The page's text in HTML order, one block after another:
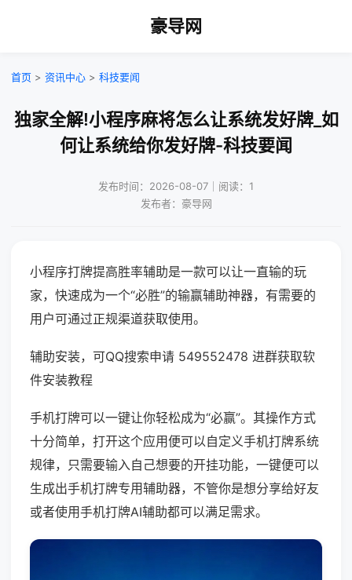
豪导网
首页 > 资讯中心 > 科技要闻
独家全解!小程序麻将怎么让系统发好牌_如
何让系统给你发好牌-科技要闻
发布时间：2026-08-07｜阅读：1
发布者：豪导网
小程序打牌提高胜率辅助是一款可以让一直输的玩
家，快速成为一个“必胜”的输赢辅助神器，有需要的
用户可通过正规渠道获取使用。
辅助安装，可QQ搜索申请 549552478 进群获取软
件安装教程
手机打牌可以一键让你轻松成为“必赢”。其操作方式
十分简单，打开这个应用便可以自定义手机打牌系统
规律，只需要输入自己想要的开挂功能，一键便可以
生成出手机打牌专用辅助器，不管你是想分享给好友
或者使用手机打牌AI辅助都可以满足需求。